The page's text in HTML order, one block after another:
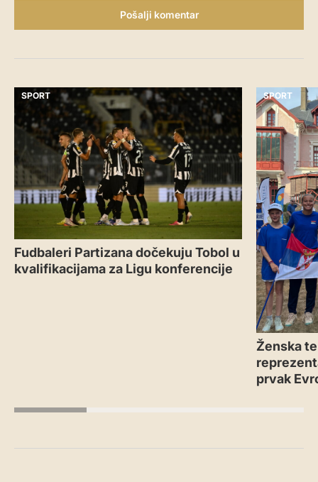
Pošalji komentar
SPORT
Fudbaleri Partizana dočekuju Tobol u
kvalifikacijama za Ligu konferencije
SPORT
Ženska
prvak